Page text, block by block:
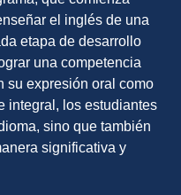
el inglés de una
etapa de desarrollo
una competencia
su expresión oral como
integral, los estudiantes
sino que también
significativa y